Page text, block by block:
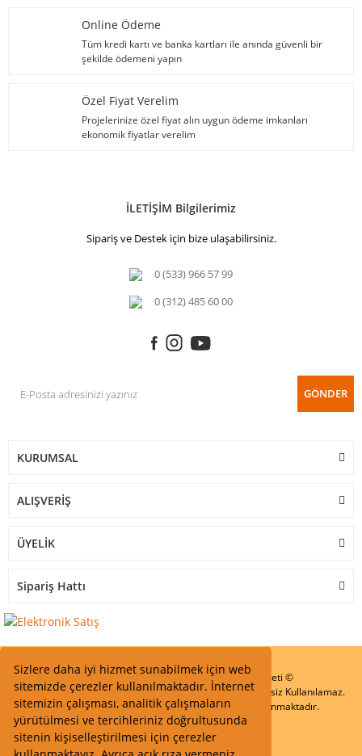
Sizlere daha iyi hizmet sunabilmek için web
sitemizde çerezler kullanılmaktadır. İnternet
sitemizin çalışması, analitik çalışmaların
yürütülmesi ve tercihleriniz doğrultusunda
sitenin kişiselleştirilmesi için çerezler
Online Ödeme
Tüm kredi kartı ve banka kartları ile anında güvenli bir
şekilde ödemeni yapın
Özel Fiyat Verelim
Projelerinize özel fiyat alın uygun ödeme imkanları
ekonomik fiyatlar verelim
İLETİŞİM Bilgilerimiz
Sipariş ve Destek için bize ulaşabilirsiniz.
0 (533) 966 57 99
0 (312) 485 60 00
GÖNDER
KURUMSAL
ALIŞVERİŞ
ÜYELİK
Sipariş Hattı
Start Elektronik Sanayi ve Ticaret Limited Şirketi ©
Resimler Yazılar ve İçeriklerin Tüm hakları saklıdır ve İzinsiz Kullanılamaz.
Kredi kartı bilgileriniz 256bit SSL Sertifikası ile Korunmaktadır.